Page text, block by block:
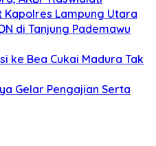
Kapolres Lampung Utara
di Tanjung Pademawu
ke Bea Cukai Madura Tak
Gelar Pengajian Serta